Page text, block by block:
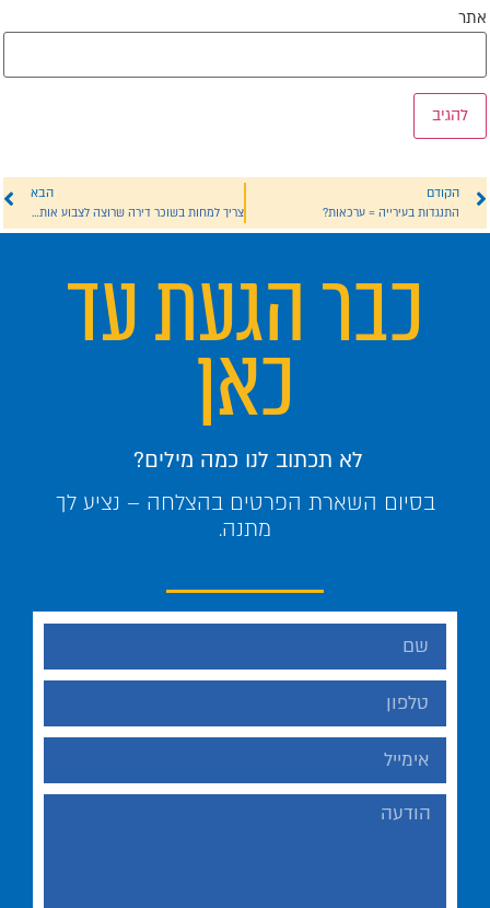
הקודם
התנגדות בעירייה = ערכאות?
הבא
צריך למחות בשוכר דירה שרוצה לצבוע אותה בשבת?
כבר הגעת עד
כאן
לא תכתוב לנו כמה מילים?
בסיום השארת הפרטים בהצלחה – נציע לך
מתנה.